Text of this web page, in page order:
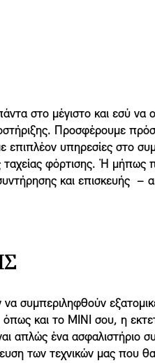
στο μέγιστο και εσύ να
Προσφέρουμε
υπηρεσίες στο
φόρτισης. Ή μήπως
και επισκευής –
συμπεριληφθούν
όπως και το MINI σου, η
απλώς ένα ασφαλιστήριο
των τεχνικών μας που